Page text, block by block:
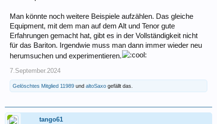
Man könnte noch weitere Beispiele aufzählen. Das gleiche
Equipment, mit dem man auf dem Alt und Tenor gute
Erfahrungen gemacht hat, gibt es in der Vollständigkeit nicht
für das Bariton. Irgendwie muss man dann immer wieder neu
herumsuchen und experimentieren.
7.September.2024
Gelöschtes Mitglied 11989 und altoSaxo gefällt das.
tango61